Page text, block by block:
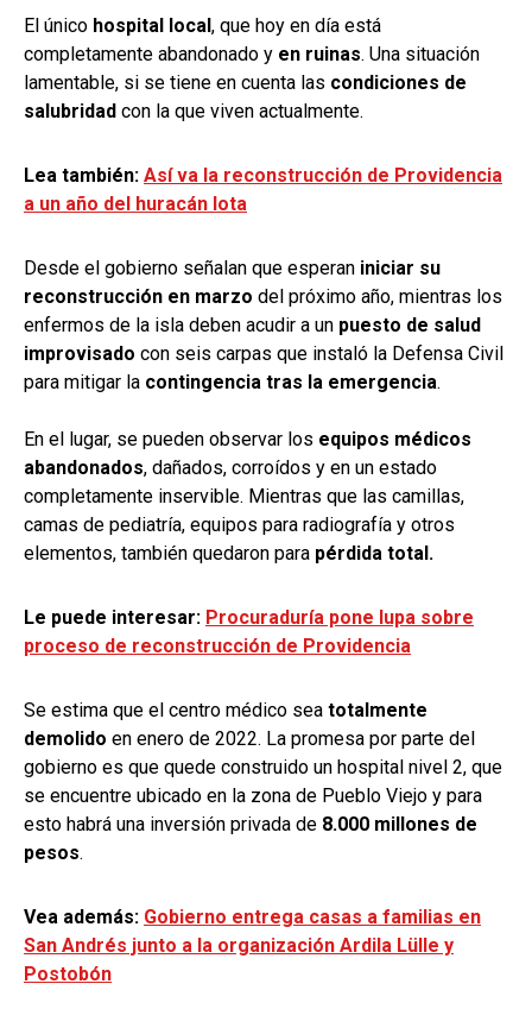
El único hospital local, que hoy en día está
completamente abandonado y en ruinas. Una situación
lamentable, si se tiene en cuenta las condiciones de
salubridad con la que viven actualmente.
Lea también: Así va la reconstrucción de Providencia
a un año del huracán Iota
Desde el gobierno señalan que esperan iniciar su
reconstrucción en marzo del próximo año, mientras los
enfermos de la isla deben acudir a un puesto de salud
improvisado con seis carpas que instaló la Defensa Civil
para mitigar la contingencia tras la emergencia.
En el lugar, se pueden observar los equipos médicos
abandonados, dañados, corroídos y en un estado
completamente inservible. Mientras que las camillas,
camas de pediatría, equipos para radiografía y otros
elementos, también quedaron para pérdida total.
Le puede interesar: Procuraduría pone lupa sobre
proceso de reconstrucción de Providencia
Se estima que el centro médico sea totalmente
demolido en enero de 2022. La promesa por parte del
gobierno es que quede construido un hospital nivel 2, que
se encuentre ubicado en la zona de Pueblo Viejo y para
esto habrá una inversión privada de 8.000 millones de
pesos.
Vea además: Gobierno entrega casas a familias en
San Andrés junto a la organización Ardila Lülle y
Postobón